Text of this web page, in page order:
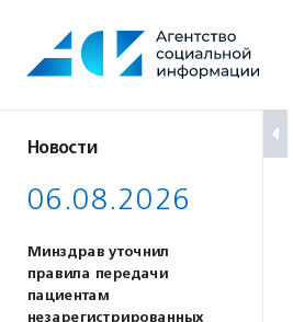
содержанию
Новости
06.08.2026
Минздрав уточнил
правила передачи
пациентам
незарегистрированных